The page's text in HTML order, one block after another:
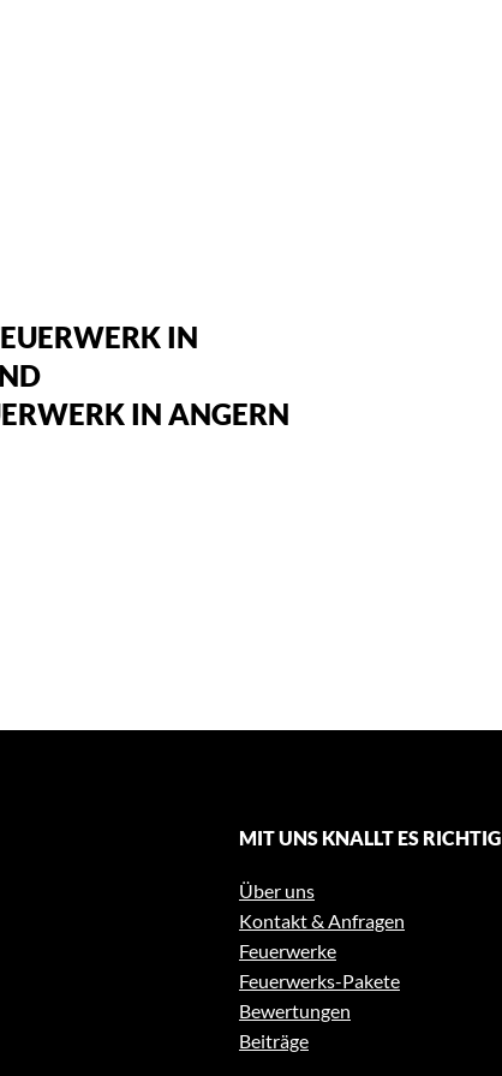
IN
IN ANGERN
MIT UNS KNALLT ES RICHTIG
Über uns
Kontakt & Anfragen
Feuerwerke
Feuerwerks-Pakete
Bewertungen
Beiträge